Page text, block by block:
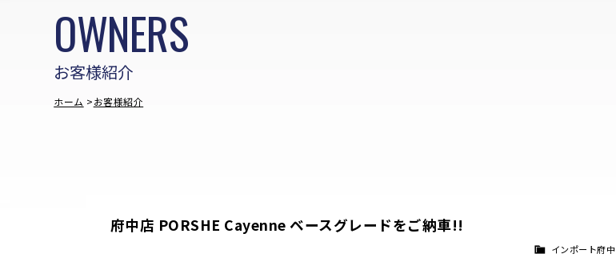
お客様紹介
OWNERS
ホーム お客様紹介
府中店 PORSHE Cayenne ベースグレードをご納車!!
インポート府中